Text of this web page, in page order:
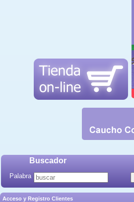
Buscador
Palabra
Acceso y Registro Clientes